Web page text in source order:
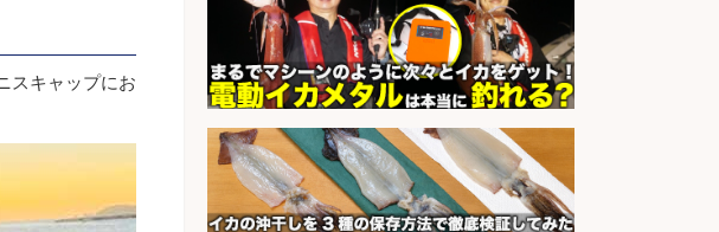
スキャップにお
長候補/旬と手作りにこだわる!さか
なの価値を上げ、地域を元気に!店長
候補募集
sponsored by 求人ボックス
倉庫での釣り用品の軽作業スタッ